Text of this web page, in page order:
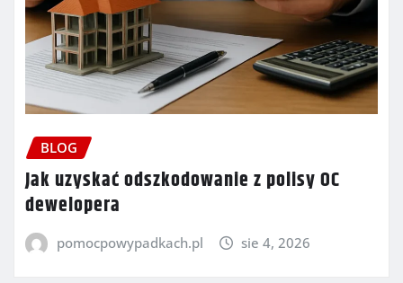
BLOG
Jak uzyskać odszkodowanie z polisy OC
dewelopera
pomocpowypadkach.pl sie 4, 2026